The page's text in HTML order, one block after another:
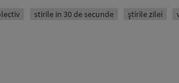
stirile in 30 de secunde ştirile zilei